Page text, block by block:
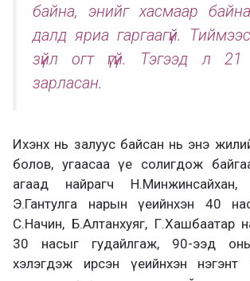
байна, энийг хасмаар
далд яриа гаргаагүй.
зүйл огт үгүй. Тэгээд л 21
зарласан.
Ихэнх нь залуус байсан нь энэ
болов, угаасаа үе солигдож
агаад найрагч
Э.Гантулга нарын үеийнхэн 40
С.Начин, Б.Алтанхуяг, Г.Хашбаатар
30 насыг гудайлгаж, 90-ээд
хэлэгдэж ирсэн үеийнхэн нэгэнт